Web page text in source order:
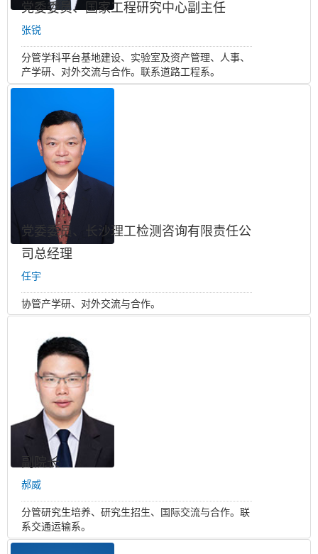
党委委员、国家工程研究中心副主任
张锐
分管学科平台基地建设、实验室及资产管理、人事、
产学研、对外交流与合作。联系道路工程系。
党委委员、长沙理工检测咨询有限责任公
司总经理
任宇
协管产学研、对外交流与合作。
副院长
郝威
分管研究生培养、研究生招生、国际交流与合作。联
系交通运输系。